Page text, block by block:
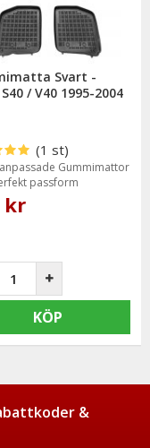
Svart -
/ V40 1995-2004
(1 st)
Gummimattor
passform
kr
KÖP
&